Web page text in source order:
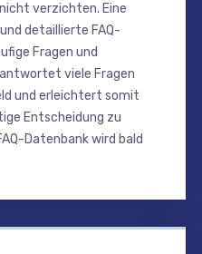
verzichten. Eine
detaillierte FAQ-
Fragen und
viele Fragen
und erleichtert somit
Entscheidung zu
Datenbank wird bald